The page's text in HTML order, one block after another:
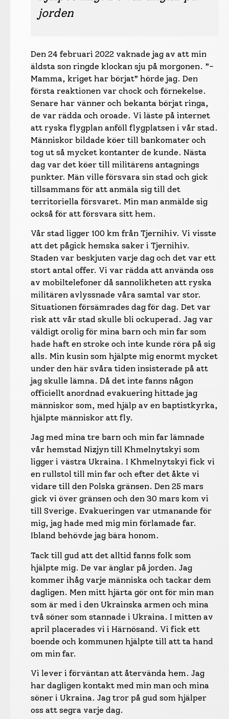
jorden
Den 24 februari 2022 vaknade jag av att min
äldsta son ringde klockan sju på morgonen. ”-
Mamma, kriget har börjat” hörde jag. Den
första reaktionen var chock och förnekelse.
Senare har vänner och bekanta börjat ringa,
de var rädda och oroade. Vi läste på internet
att ryska flygplan anföll flygplatsen i vår stad.
Människor bildade köer till bankomater och
tog ut så mycket kontanter de kunde. Nästa
dag var det köer till militärens antagnings
punkter. Män ville försvara sin stad och gick
tillsammans för att anmäla sig till det
territoriella försvaret. Min man anmälde sig
också för att försvara sitt hem.
Vår stad ligger 100 km från Tjernihiv. Vi visste
att det pågick hemska saker i Tjernihiv.
Staden var beskjuten varje dag och det var ett
stort antal offer. Vi var rädda att använda oss
av mobiltelefoner då sannolikheten att ryska
militären avlyssnade våra samtal var stor.
Situationen försämrades dag för dag. Det var
risk att vår stad skulle bli ockuperad. Jag var
väldigt orolig för mina barn och min far som
hade haft en stroke och inte kunde röra på sig
alls. Min kusin som hjälpte mig enormt mycket
under den här svåra tiden insisterade på att
jag skulle lämna. Då det inte fanns någon
officiellt anordnad evakuering hittade jag
människor som, med hjälp av en baptistkyrka,
hjälpte människor att fly.
Jag med mina tre barn och min far lämnade
vår hemstad Nizjyn till Khmelnytskyi som
ligger i västra Ukraina. I Khmelnytskyi fick vi
en rullstol till min far och efter det åkte vi
vidare till den Polska gränsen. Den 25 mars
gick vi över gränsen och den 30 mars kom vi
till Sverige. Evakueringen var utmanande för
mig, jag hade med mig min förlamade far.
Ibland behövde jag bära honom.
Tack till gud att det alltid fanns folk som
hjälpte mig. De var änglar på jorden. Jag
kommer ihåg varje människa och tackar dem
dagligen. Men mitt hjärta gör ont för min man
som är med i den Ukrainska armen och mina
två söner som stannade i Ukraina. I mitten av
april placerades vi i Härnösand. Vi fick ett
boende och kommunen hjälpte till att ta hand
om min far.
Vi lever i förväntan att återvända hem. Jag
har dagligen kontakt med min man och mina
söner i Ukraina. Jag tror på gud som hjälper
oss att segra varje dag.